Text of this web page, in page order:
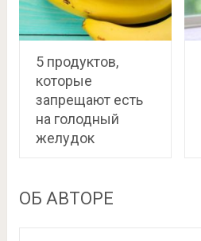
5 продуктов,
которые
запрещают есть
на голодный
желудок
ОБ АВТОРЕ